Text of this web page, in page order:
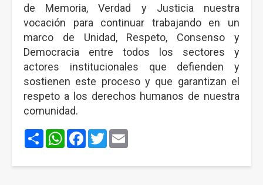
de Memoria, Verdad y Justicia nuestra
vocación para continuar trabajando en un
marco de Unidad, Respeto, Consenso y
Democracia entre todos los sectores y
actores institucionales que defienden y
sostienen este proceso y que garantizan el
respeto a los derechos humanos de nuestra
comunidad.
ShareWhatsApp
Facebook
Twitter